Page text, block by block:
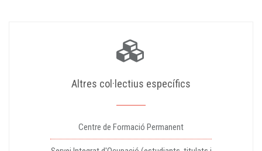
Altres col·lectius específics
Centre de Formació Permanent